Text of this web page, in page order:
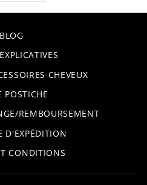
BLOG
CHEVEUX
POSTICHE
REMBOURSEMENT
D'EXPÉDITION
CONDITIONS